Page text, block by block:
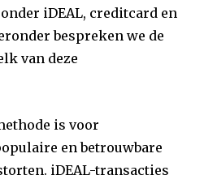
iDEAL, creditcard en
bespreken we de
van deze
is voor
en betrouwbare
iDEAL-transacties